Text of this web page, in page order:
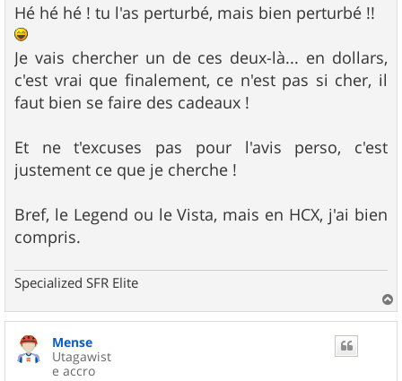
s
s
a
g
e
Hé hé hé ! tu l'as perturbé, mais bien perturbé !!
Je vais chercher un de ces deux-là... en dollars,
c'est vrai que finalement, ce n'est pas si cher, il
faut bien se faire des cadeaux !
Et ne t'excuses pas pour l'avis perso, c'est
justement ce que je cherche !
Bref, le Legend ou le Vista, mais en HCX, j'ai bien
compris.
Specialized SFR Elite
a
Mense
Utagawist
e accro